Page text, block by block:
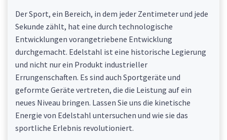
Der Sport, ein Bereich, in dem jeder Zentimeter und jede
Sekunde zählt, hat eine durch technologische
Entwicklungen vorangetriebene Entwicklung
durchgemacht. Edelstahl ist eine historische Legierung
und nicht nur ein Produkt industrieller
Errungenschaften. Es sind auch Sportgeräte und
geformte Geräte vertreten, die die Leistung auf ein
neues Niveau bringen. Lassen Sie uns die kinetische
Energie von Edelstahl untersuchen und wie sie das
sportliche Erlebnis revolutioniert.